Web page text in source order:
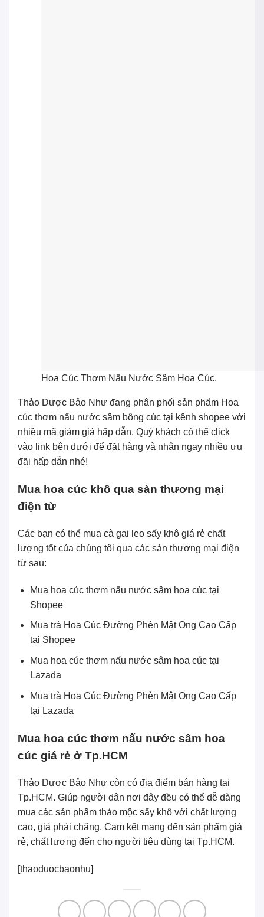
Hoa Cúc Thơm Nấu Nước Sâm Hoa Cúc.
Thảo Dược Bảo Như đang phân phối sản phẩm Hoa
cúc thơm nấu nước sâm bông cúc tại kênh shopee với
nhiều mã giảm giá hấp dẫn. Quý khách có thể click
vào link bên dưới để đặt hàng và nhận ngay nhiều ưu
đãi hấp dẫn nhé!
Mua hoa cúc khô qua sàn thương mại
điện từ
Các bạn có thể mua cà gai leo sấy khô giá rẻ chất
lượng tốt của chúng tôi qua các sàn thương mại điện
từ sau:
Mua hoa cúc thơm nấu nước sâm hoa cúc tại
Shopee
Mua trà Hoa Cúc Đường Phèn Mật Ong Cao Cấp
tại Shopee
Mua hoa cúc thơm nấu nước sâm hoa cúc tại
Lazada
Mua trà Hoa Cúc Đường Phèn Mật Ong Cao Cấp
tại Lazada
Mua hoa cúc thơm nấu nước sâm hoa
cúc giá rẻ ở Tp.HCM
Thảo Dược Bảo Như còn có địa điểm bán hàng tại
Tp.HCM. Giúp người dân nơi đây đều có thể dễ dàng
mua các sản phẩm thảo mộc sấy khô với chất lượng
cao, giá phải chăng. Cam kết mang đến sản phẩm giá
rẻ, chất lượng đến cho người tiêu dùng tại Tp.HCM.
[thaoduocbaonhu]